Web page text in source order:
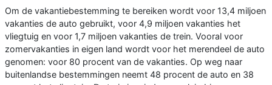
Om de vakantiebestemming te bereiken wordt voor 13,4 miljoen
vakanties de auto gebruikt, voor 4,9 miljoen vakanties het
vliegtuig en voor 1,7 miljoen vakanties de trein. Vooral voor
zomervakanties in eigen land wordt voor het merendeel de auto
genomen: voor 80 procent van de vakanties. Op weg naar
buitenlandse bestemmingen neemt 48 procent de auto en 38